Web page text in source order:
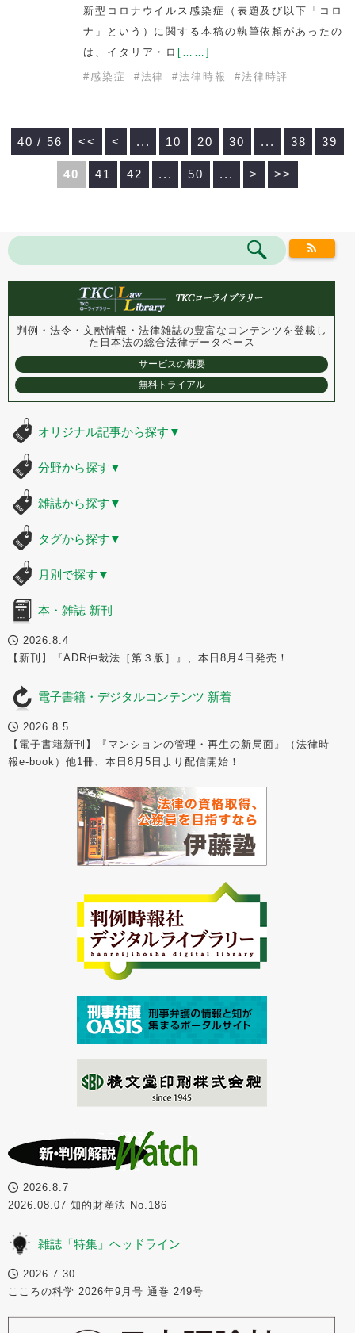
新型コロナウイルス感染症（表題及び以下「コロ
ナ」という）に関する本稿の執筆依頼があったの
は、イタリア・ロ [……]
# 感染症 #法律 #法律時報 #法律時評
40 / 56 << < ... 10 20 30 ... 38 39
40 41 42 ... 50 ... > >>
判例・法令・文献情報・法律雑誌の豊富なコンテンツを登載し
た 日本法の総合法律データベース
サービスの概要
無料トライアル
オリジナル記事から探す ▼
分野から探す ▼
雑誌から探す ▼
タグから探す ▼
月別で探す ▼
本・雑誌 新刊
2026.8.4
【新刊】『ADR仲裁法［第３版］』、本日8月4日発売！
電子書籍・デジタルコンテンツ 新着
2026.8.5
【電子書籍新刊】『マンションの管理・再生の新局面』（法律時
報e-book）他1冊、本日8月5日より配信開始！
2026.8.7
2026.08.07 知的財産法 No.186
雑誌「特集」ヘッドライン
2026.7.30
こころの科学 2026年9月号 通巻 249号